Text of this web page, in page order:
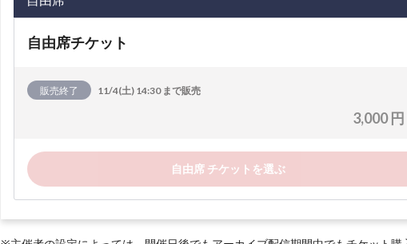
自由席チケット
販売終了 11/4(土) 14:30 まで販売
3,000 円
自由席 チケットを選ぶ